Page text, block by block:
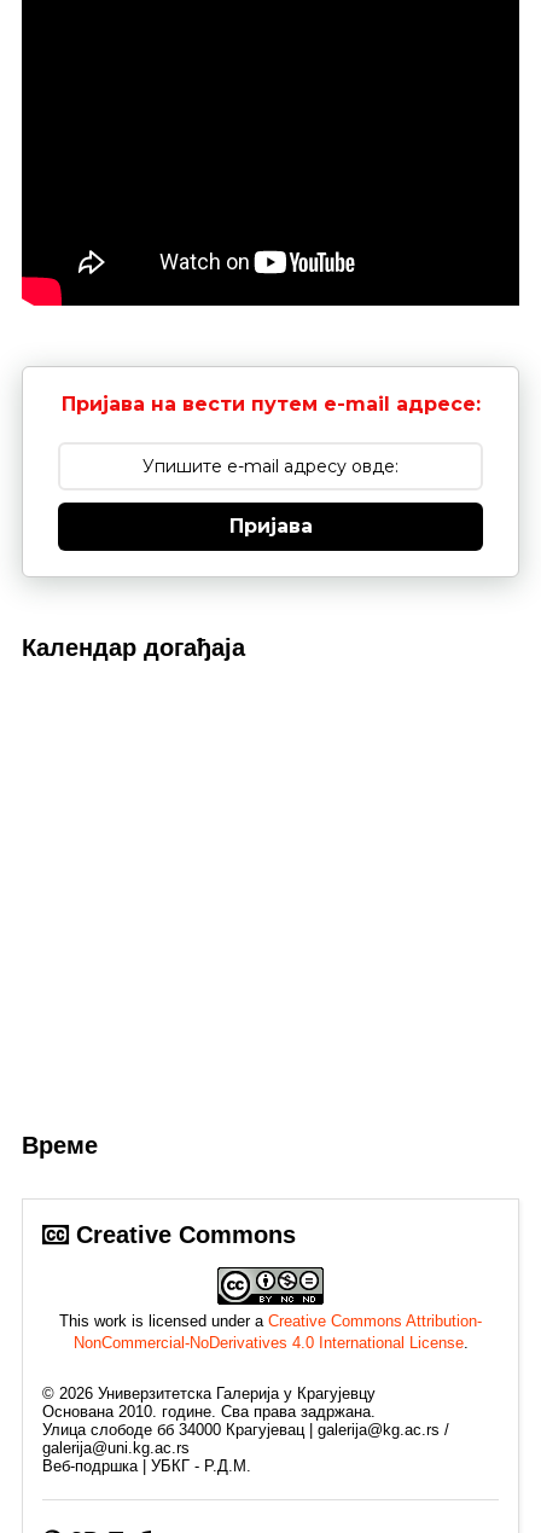
Пријава на вести путем e-mail адресе:
Пријава
Календар догађаја
Време
Creative Commons
This work is licensed under a Creative Commons Attribution-
NonCommercial-NoDerivatives 4.0 International License.
©2026 Универзитетска Галерија у Крагујевцу
Основана 2010. године. Сва права задржана.
Улица слободе бб 34000 Крагујевац | galerija@kg.ac.rs /
galerija@uni.kg.ac.rs
Веб-подршка | УБКГ - Р.Д.М.